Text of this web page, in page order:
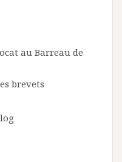
au Barreau de
brevets